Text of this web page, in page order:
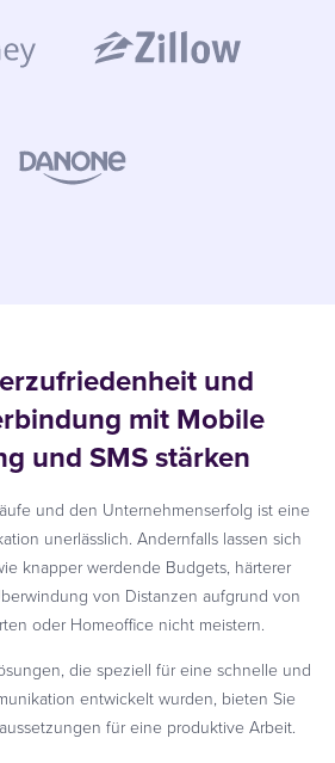
und
mit Mobile
und SMS stärken
und den Unternehmenserfolg ist eine
unerlässlich. Andernfalls lassen sich
knapper werdende Budgets, härterer
von Distanzen aufgrund von
oder Homeoffice nicht meistern.
die speziell für eine schnelle und
entwickelt wurden, bieten Sie
für eine produktive Arbeit.